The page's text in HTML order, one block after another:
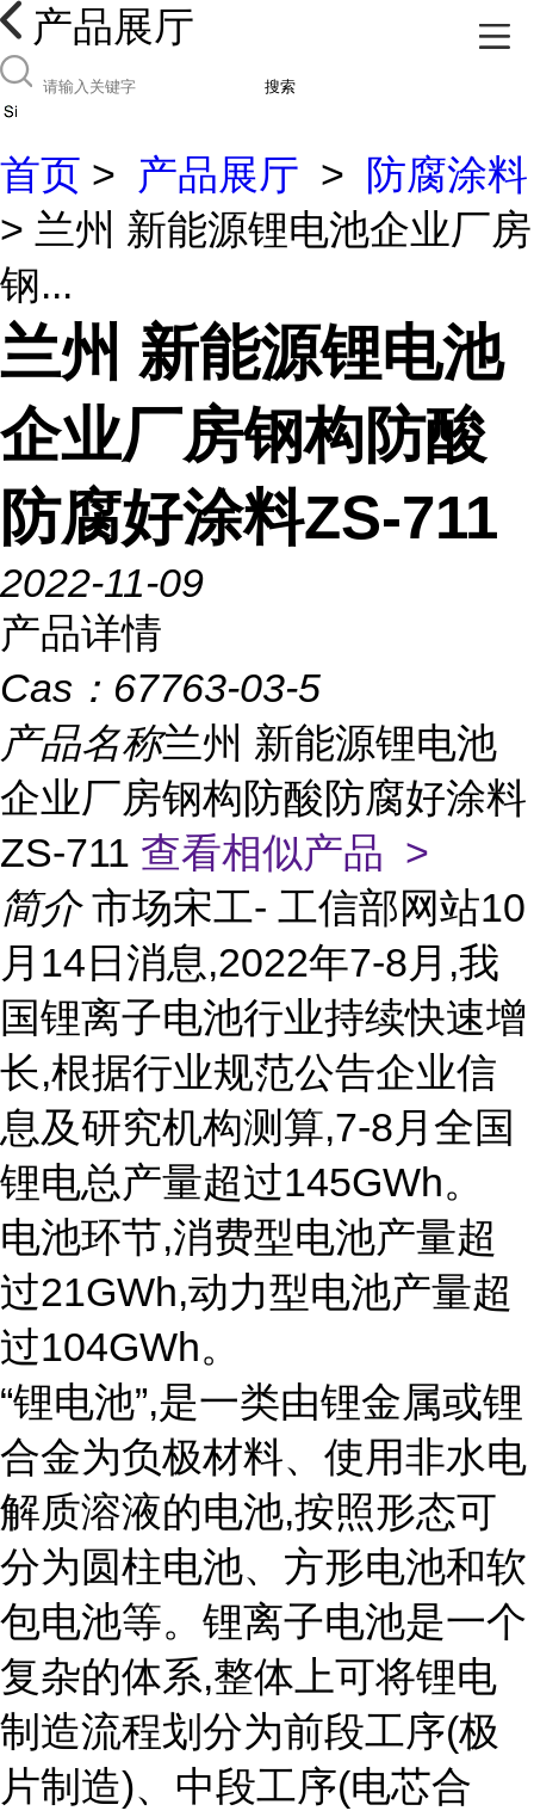
产品展厅
搜索
首页 > 产品展厅 >
防腐涂料
> 兰州 新能源锂电池企业厂房
钢...
兰州 新能源锂电池
企业厂房钢构防酸
防腐好涂料ZS-711
2022-11-09
产品详情
Cas： 67763-03-5
产品名称兰州 新能源锂电池
企业厂房钢构防酸防腐好涂料
ZS-711 查看相似产品 >
简介 市场宋工- 工信部网站10
月14日消息,2022年7-8月,我
国锂离子电池行业持续快速增
长,根据行业规范公告企业信
息及研究机构测算,7-8月全国
锂电总产量超过145GWh。
电池环节,消费型电池产量超
过21GWh,动力型电池产量超
过104GWh。
“锂电池”,是一类由锂金属或锂
合金为负极材料、使用非水电
解质溶液的电池,按照形态可
分为圆柱电池、方形电池和软
包电池等。锂离子电池是一个
复杂的体系,整体上可将锂电
制造流程划分为前段工序(极
片制造)、中段工序(电芯合